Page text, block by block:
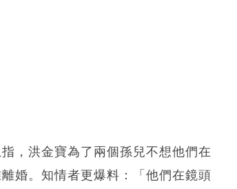
，洪金寶為了兩個孫兒不想他們在
婚。知情者更爆料：「他們在鏡頭